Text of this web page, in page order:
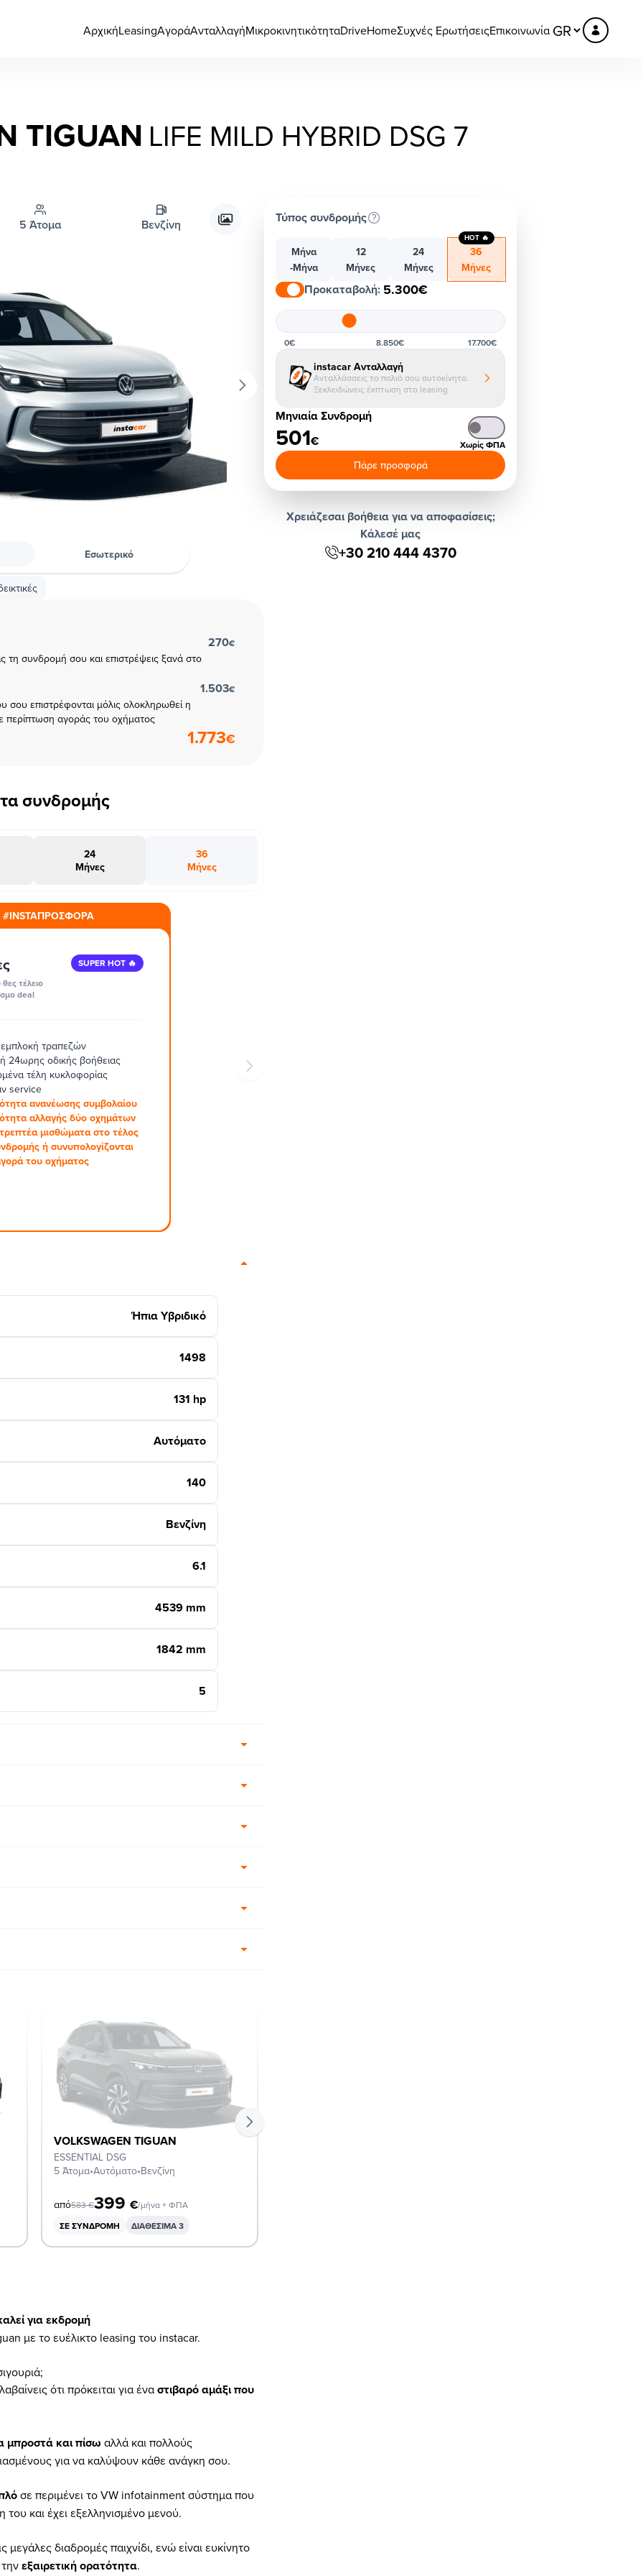
ΑρχικήLeasingΑγοράΑνταλλαγήΜικροκινητικότηταDriveHomeΣυχνές ΕρωτήσειςΕπικοινωνία
TIGUAN LIFE MILD HYBRID DSG 7
5 Άτομα Βενζίνη
Εσωτερικό
τη συνδρομή σου και επιστρέψεις ξανά στο
270€
επιστρέφονται μόλις ολοκληρωθεί η
περίπτωση αγοράς του οχήματος
1.503€
1.773€
συνδρομής
24
Μήνες
36
Μήνες
#INSTAΠΡΟΣΦΟΡΑ
τέλειο
deal
SUPER HOT 🔥
τραπεζών
24ωρης οδικής βοήθειας
τέλη κυκλοφορίας
service
ανανέωσης συμβολαίου
αλλαγής δύο οχημάτων
μισθώματα στο τέλος
ή συνυπολογίζονται
του οχήματος
Ήπια Υβριδικό
1498
131 hp
Αυτόματο
140
Βενζίνη
6.1
4539 mm
1842 mm
5
VOLKSWAGEN TIGUAN
ESSENTIAL DSG
5 Άτομα•Αυτόματο•Βενζίνη
από583€399 €/μήνα + ΦΠΑ
ΣΕ ΣΥΝΔΡΟΜΉ
ΔΙΑΘΕΣΙΜΑ 3
για εκδρομή
με το ευέλικτο leasing του instacar.
ότι πρόκειται για έναστιβαρό αμάξι που
μπροστά και πίσω αλλά και πολλούς
για να καλύψουν κάθε ανάγκη σου.
σε περιμένει το VW infotainment σύστημα που
του και έχει εξελληνισμένο μενού.
μεγάλες διαδρομές παιχνίδι, ενώ είναι ευκίνητο
εξαιρετική ορατότητα.
Τύπος συνδρομής
Μήνα
-Μήνα
12
Μήνες
24
Μήνες
36
Μήνες
HOT 🔥
Προκαταβολή: 5.300€
0€ 8.850€ 17.700€
instacar Ανταλλαγή
Ανταλλάσσεις το παλιό σου αυτοκίνητο.
Ξεκλειδώνεις έκπτωση στο leasing
Μηνιαία Συνδρομή
501€ Χωρίς ΦΠΑ
Πάρε προσφορά
Χρειάζεσαι βοήθεια για να αποφασίσεις;
Κάλεσέ μας
+30 210 444 4370